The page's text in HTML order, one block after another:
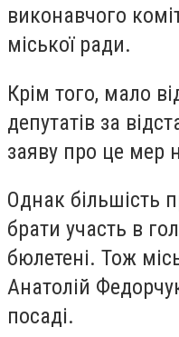
виконавчого
міської ради.
Крім того, мало
депутатів за
заяву про це мер
Однак більшість
брати участь в
бюлетені. Тож
Анатолій
посаді.